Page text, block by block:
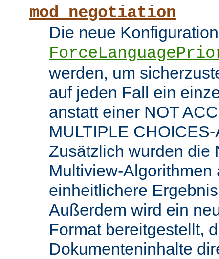
mod_negotiation
Die neue
werden, um
auf jeden Fall ein
anstatt einer NOT
MULTIPLE
Zusätzlich wurden die
Multiview-Algorithmen
einheitlichere
Außerdem wird ein
Format bereitgestellt,
Dokumenteninhalte